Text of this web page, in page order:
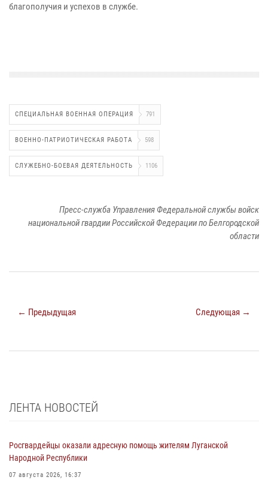
благополучия и успехов в службе.
СПЕЦИАЛЬНАЯ ВОЕННАЯ ОПЕРАЦИЯ 791
ВОЕННО-ПАТРИОТИЧЕСКАЯ РАБОТА 598
СЛУЖЕБНО-БОЕВАЯ ДЕЯТЕЛЬНОСТЬ 1106
Пресс-служба Управления Федеральной службы войск
национальной гвардии Российской Федерации по Белгородской
области
← Предыдущая Следующая →
ЛЕНТА НОВОСТЕЙ
Росгвардейцы оказали адресную помощь жителям Луганской
Народной Республики
07 августа 2026, 16:37